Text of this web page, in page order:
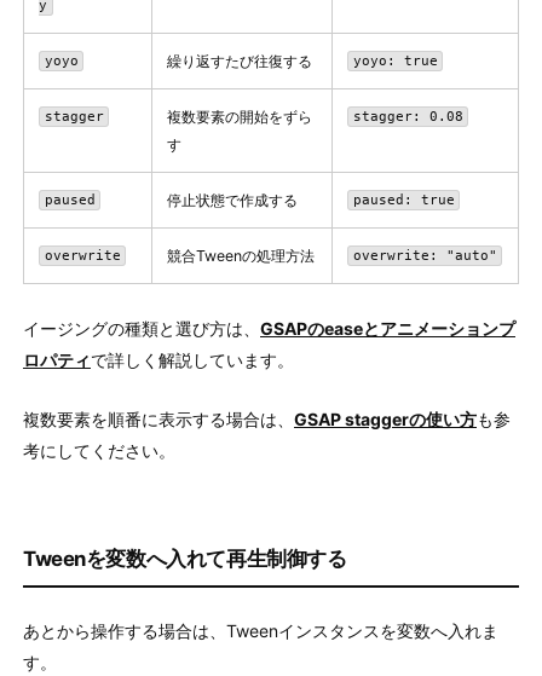
y
yoyo 繰り返すたび往復する yoyo: true
stagger
複数要素の開始をずら
す
stagger: 0.08
paused 停止状態で作成する paused: true
overwrite 競合Tweenの処理方法 overwrite: "auto"
イージングの種類と選び方は、 GSAPのeaseとアニメーションプ
ロパティで詳しく解説しています。
複数要素を順番に表示する場合は、 GSAP staggerの使い方も参
考にしてください。
Tweenを変数へ入れて再生制御する
あとから操作する場合は、Tweenインスタンスを変数へ入れま
す。